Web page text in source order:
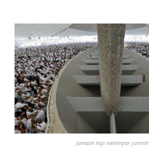
Jamaah haji melempar jumroh